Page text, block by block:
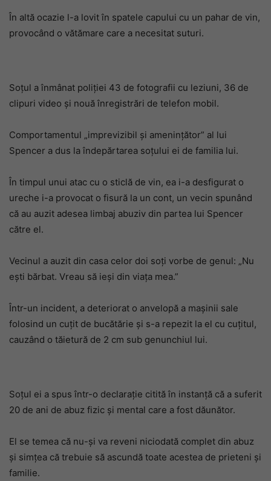
În altă ocazie l-a lovit în spatele capului cu un pahar de vin,
provocând o vătămare care a necesitat suturi.
Soțul a înmânat poliției 43 de fotografii cu leziuni, 36 de
clipuri video și nouă înregistrări de telefon mobil.
Comportamentul „imprevizibil și amenințător” al lui
Spencer a dus la îndepărtarea soțului ei de familia lui.
În timpul unui atac cu o sticlă de vin, ea i-a desfigurat o
ureche i-a provocat o fisură la un cont, un vecin spunând
că au auzit adesea limbaj abuziv din partea lui Spencer
către el.
Vecinul a auzit din casa celor doi soți vorbe de genul: „Nu
ești bărbat. Vreau să ieși din viața mea.”
Într-un incident, a deteriorat o anvelopă a mașinii sale
folosind un cuțit de bucătărie și s-a repezit la el cu cuțitul,
cauzând o tăietură de 2 cm sub genunchiul lui.
Soțul ei a spus într-o declarație citită în instanță că a suferit
20 de ani de abuz fizic și mental care a fost dăunător.
El se temea că nu-și va reveni niciodată complet din abuz
și simțea că trebuie să ascundă toate acestea de prieteni și
familie.